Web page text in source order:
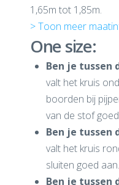
1,65m tot 1,85m.
> Toon meer
One size:
Ben je tussen
valt het kruis
boorden bij
van de stof
Ben je tussen
valt het kruis
sluiten goed aan.
Ben je tussen